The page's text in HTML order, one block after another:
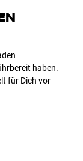
haben.
für Dich vor